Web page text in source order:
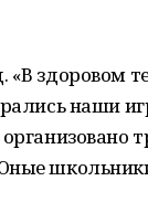
здоровом
наши